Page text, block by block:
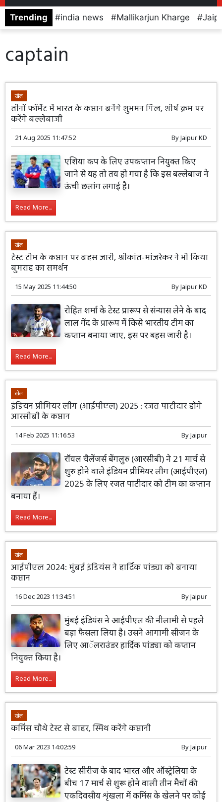
Trending india news Mallikarjun Kharge
captain
खेल
तीनों फॉर्मेट में भारत के कप्तान बनेंगे शुभमन गिल, शीर्ष क्रम पर
करेंगे बल्लेबाजी
21 Aug 2025 11:47:52 ByJaipur KD
एशिया कप के लिए उपकप्तान नियुक्त किए
जाने से यह तो तय हो गया है कि इस बल्लेबाज ने
ऊंची छलांग लगाई है।
Read More...
खेल
टेस्ट टीम के कप्तान पर बहस जारी, श्रीकांत-मांजरेकर ने भी किया
बुमराह का समर्थन
15 May 2025 11:44:50 ByJaipur KD
रोहित शर्मा के टेस्ट प्रारूप से संन्यास लेने के बाद
लाल गेंद के प्रारूप में किसे भारतीय टीम का
कप्तान बनाया जाए, इस पर बहस जारी है।
Read More...
खेल
इंडियन प्रीमियर लीग (आईपीएल) 2025 : रजत पाटीदार होंगे
आरसीबी के कप्तान
14 Feb 2025 11:16:53 ByJaipur
रॉयल चैलेंजर्स बेंगलुरु (आरसीबी) ने 21 मार्च से
शुरु होने वाले इंडियन प्रीमियर लीग (आईपीएल)
2025 के लिए रजत पाटीदार को टीम का कप्तान
बनाया हैं।
Read More...
खेल
आईपीएल 2024: मुंबई इंडियंस ने हार्दिक पांड्या को बनाया
कप्तान
16 Dec 2023 11:34:51 ByJaipur
मुंबई इंडियंस ने आईपीएल की नीलामी से पहले
बड़ा फैसला लिया है। उसने आगामी सीजन के
लिए आॅलराउंडर हार्दिक पांड्या को कप्तान
नियुक्त किया है।
Read More...
खेल
कमिंस चौथे टेस्ट से बाहर, स्मिथ करेंगे कप्तानी
06 Mar 2023 14:02:59 ByJaipur
टेस्ट सीरीज के बाद भारत और ऑस्ट्रेलिया के
बीच 17 मार्च से शुरू होने वाली तीन मैचों की
एकदिवसीय शृंखला में कमिंस के खेलने पर कोई